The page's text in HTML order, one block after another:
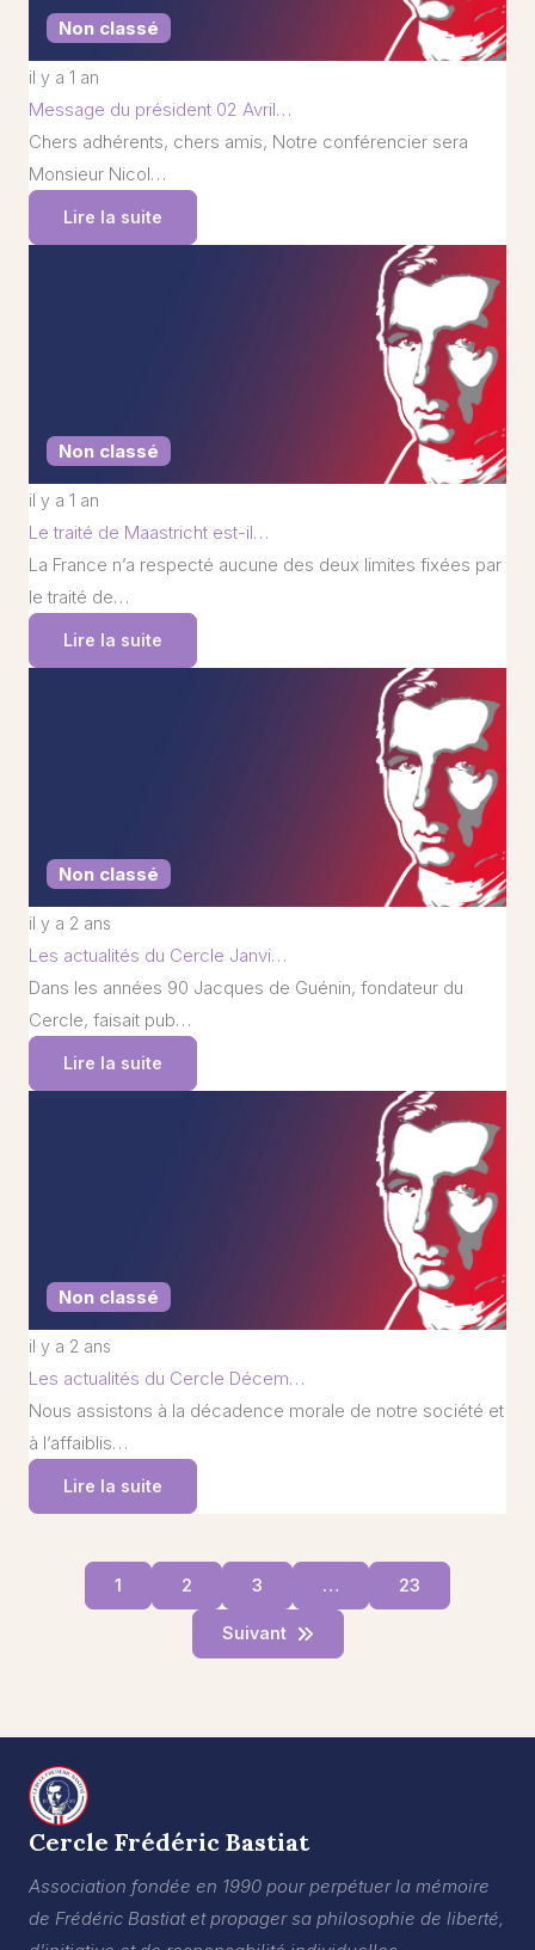
Non classé
il y a 1 an
Message du président 02 Avril…
Chers adhérents, chers amis, Notre conférencier sera
Monsieur Nicol…
Lire la suite
Non classé
il y a 1 an
Le traité de Maastricht est-il…
La France n’a respecté aucune des deux limites fixées par
le traité de…
Lire la suite
Non classé
il y a 2 ans
Les actualités du Cercle Janvi…
Dans les années 90 Jacques de Guénin, fondateur du
Cercle, faisait pub…
Lire la suite
Non classé
il y a 2 ans
Les actualités du Cercle Décem…
Nous assistons à la décadence morale de notre société et
à l’affaiblis…
Lire la suite
1 2 3 … 23
Suivant
Cercle Frédéric Bastiat
Association fondée en 1990 pour perpétuer la mémoire
de Frédéric Bastiat et propager sa philosophie de liberté,